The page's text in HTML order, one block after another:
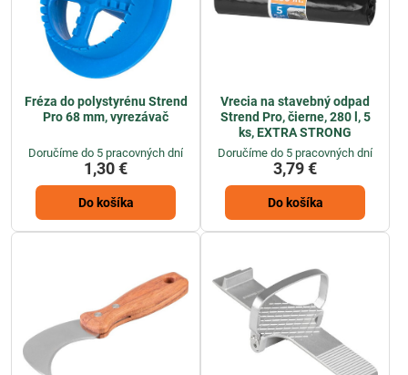
Fréza do polystyrénu Strend
Pro 68 mm, vyrezávač
Doručíme do 5 pracovných dní
1,30 €
Do košíka
Vrecia na stavebný odpad
Strend Pro, čierne, 280 l, 5
ks, EXTRA STRONG
Doručíme do 5 pracovných dní
3,79 €
Do košíka